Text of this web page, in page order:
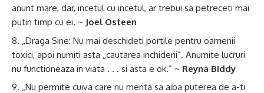
anunt mare, dar, incetul cu incetul, ar trebui sa petreceti mai
putin timp cu ei. ~ Joel Osteen
„Draga Sine: Nu mai deschideti portile pentru oamenii
toxici, apoi numiti asta „cautarea inchiderii”. Anumite lucruri
nu functioneaza in viata . . . si asta e ok.” ~ Reyna Biddy
„Nu permite cuiva care nu merita sa aiba puterea de a-ti